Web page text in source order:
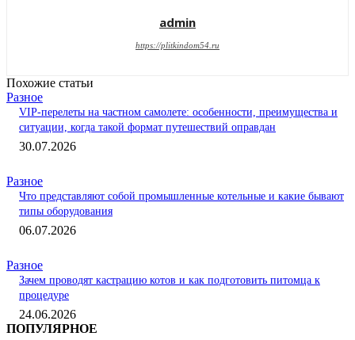
admin
https://plitkindom54.ru
Похожие статьи
Разное
VIP-перелеты на частном самолете: особенности, преимущества и
ситуации, когда такой формат путешествий оправдан
30.07.2026
Разное
Что представляют собой промышленные котельные и какие бывают
типы оборудования
06.07.2026
Разное
Зачем проводят кастрацию котов и как подготовить питомца к
процедуре
24.06.2026
ПОПУЛЯРНОЕ